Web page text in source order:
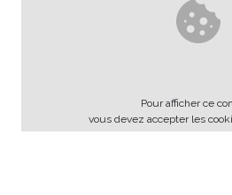
Pour afficher ce
vous devez accepter les